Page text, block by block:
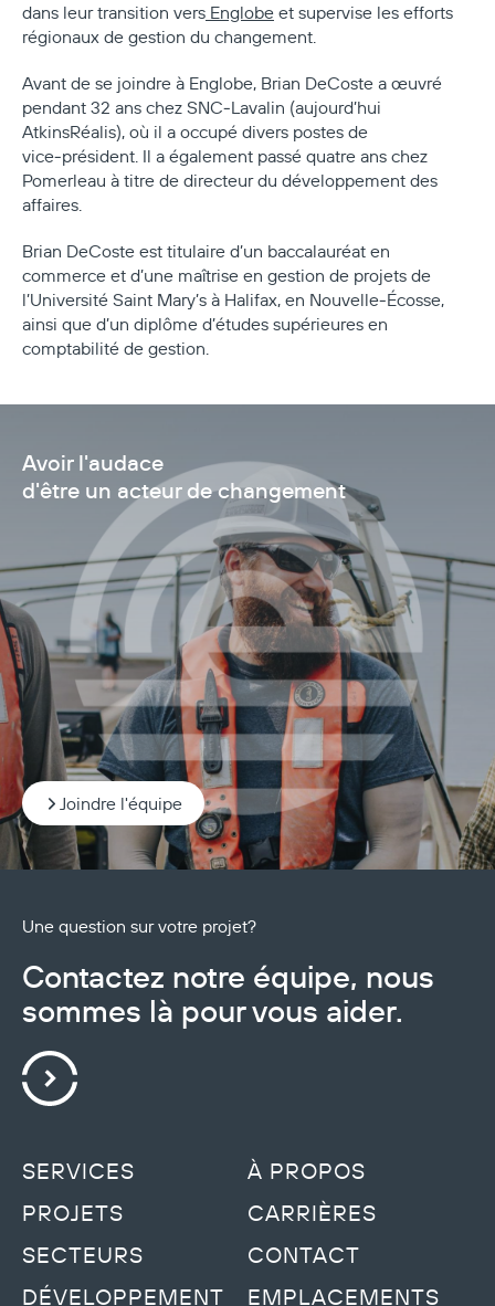
dans leur transition vers Englobe et supervise les efforts
régionaux de gestion du changement.
Avant de se joindre à Englobe, Brian DeCoste a œuvré
pendant 32 ans chez SNC‑Lavalin (aujourd’hui
AtkinsRéalis), où il a occupé divers postes de
vice‑président. Il a également passé quatre ans chez
Pomerleau à titre de directeur du développement des
affaires.
Brian DeCoste est titulaire d’un baccalauréat en
commerce et d’une maîtrise en gestion de projets de
l’Université Saint Mary’s à Halifax, en Nouvelle‑Écosse,
ainsi que d’un diplôme d’études supérieures en
comptabilité de gestion.
Avoir l'audace
d'être un acteur de changement
Joindre l'équipe
Une question sur votre projet?
Contactez notre équipe, nous
sommes là pour vous aider.
SERVICES
À PROPOS
PROJETS
CARRIÈRES
SECTEURS
CONTACT
DÉVELOPPEMENT
EMPLACEMENTS